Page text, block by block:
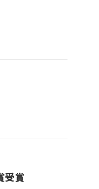
受賞